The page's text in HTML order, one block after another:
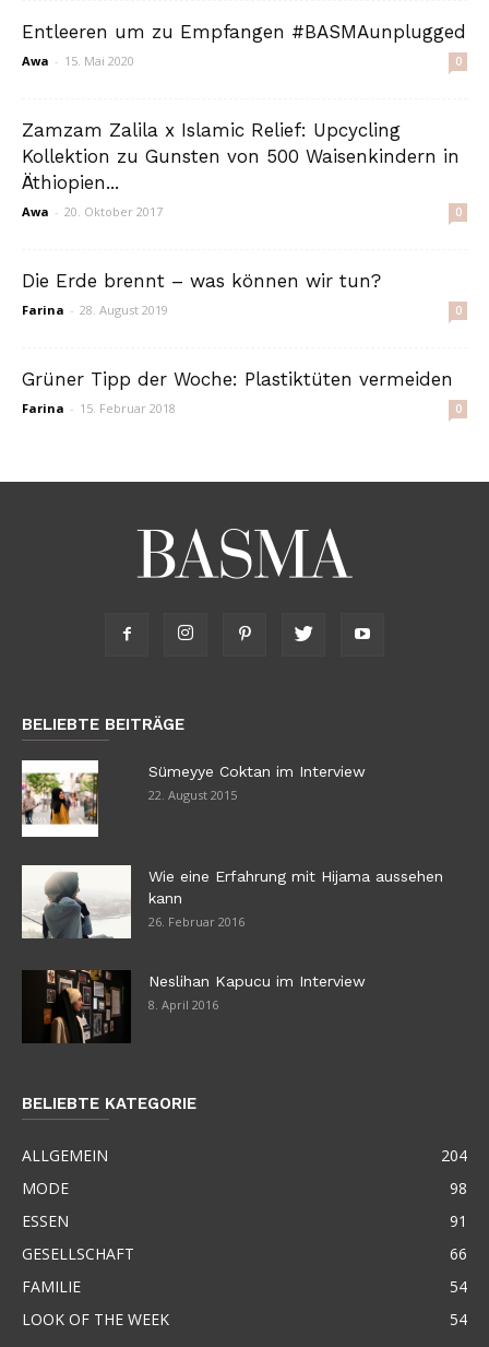
Entleeren um zu Empfangen #BASMAunplugged
Awa - 15. Mai 2020 0
Zamzam Zalila x Islamic Relief: Upcycling
Kollektion zu Gunsten von 500 Waisenkindern in
Äthiopien...
Awa - 20. Oktober 2017 0
Die Erde brennt – was können wir tun?
Farina - 28. August 2019 0
Grüner Tipp der Woche: Plastiktüten vermeiden
Farina - 15. Februar 2018 0
BELIEBTE BEITRÄGE
Sümeyye Coktan im Interview
22. August 2015
Wie eine Erfahrung mit Hijama aussehen
kann
26. Februar 2016
Neslihan Kapucu im Interview
8. April 2016
BELIEBTE KATEGORIE
ALLGEMEIN
204
MODE
98
ESSEN
91
GESELLSCHAFT
66
FAMILIE
54
LOOK OF THE WEEK
54